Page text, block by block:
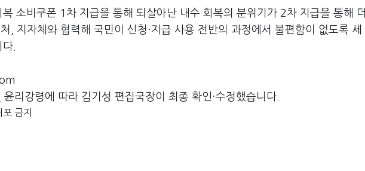
소비쿠폰 1차 지급을 통해 되살아난 내수 회복의 분위기가 2차 지급을 통해 더
, 지자체와 협력해 국민이 신청·지급 사용 전반의 과정에서 불편함이 없도록 세
.
리강령에 따라 김기성 편집국장이 최종 확인·수정했습니다.
금지